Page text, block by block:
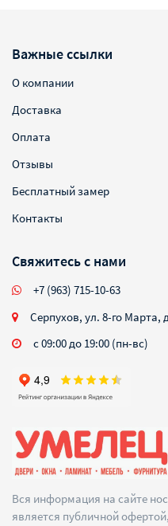
Вся информация на сайте
является публичной
Важные ссылки
О компании
Доставка
Оплата
Отзывы
Бесплатный замер
Контакты
Свяжитесь с нами
+7 (963) 715-10-63
Серпухов, ул. 8-го Марта,
с 09:00 до 19:00 (пн-вс)